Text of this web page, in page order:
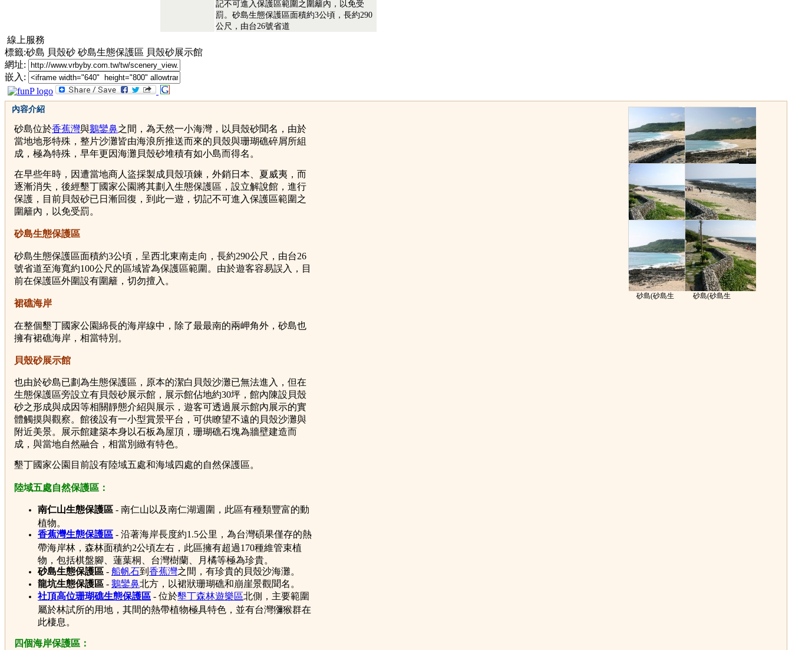
記不可進入保護區範圍之圍籬內，以免受
罰。砂島生態保護區面積約3公頃，長約290
公尺，由台26號省道
線上服務
標籤:砂島 貝殼砂 砂島生態保護區 貝殼砂展示館
網址:
嵌入:
內容介紹
砂島位於香蕉灣與鵝鑾鼻之間，為天然一小海灣，以貝殼砂聞名，由於
當地地形特殊，整片沙灘皆由海浪所推送而來的貝殼與珊瑚礁碎屑所組
成，極為特殊，早年更因海灘貝殼砂堆積有如小島而得名。
在早些年時，因遭當地商人盜採製成貝殼項鍊，外銷日本、夏威夷，而
逐漸消失，後經墾丁國家公園將其劃入生態保護區，設立解說館，進行
保護，目前貝殼砂已日漸回復，到此一遊，切記不可進入保護區範圍之
圍籬內，以免受罰。
砂島生態保護區
砂島生態保護區面積約3公頃，呈西北東南走向，長約290公尺，由台26
號省道至海寬約100公尺的區域皆為保護區範圍。由於遊客容易誤入，目
前在保護區外圍設有圍籬，切勿擅入。
裙礁海岸
在整個墾丁國家公園綿長的海岸線中，除了最最南的兩岬角外，砂島也
擁有裙礁海岸，相當特別。
貝殼砂展示館
也由於砂島已劃為生態保護區，原本的潔白貝殼沙灘已無法進入，但在
生態保護區旁設立有貝殼砂展示館，展示館佔地約30坪，館內陳設貝殼
砂之形成與成因等相關靜態介紹與展示，遊客可透過展示館內展示的實
體觸摸與觀察。 館後設有一小型賞景平台，可供瞭望不遠的貝殼沙灘與
附近美景。展示館建築本身以石板為屋頂，珊瑚礁石塊為牆壁建造而
成，與當地自然融合，相當別緻有特色。
墾丁國家公園目前設有陸域五處和海域四處的自然保護區。
陸域五處自然保護區：
南仁山生態保護區 - 南仁山以及南仁湖週圍，此區有種類豐富的動
植物。
香蕉灣生態保護區 - 沿著海岸長度約1.5公里，為台灣碩果僅存的熱
帶海岸林，森林面積約2公頃左右，此區擁有超過170種維管束植
物，包括棋盤腳、蓮葉桐、台灣樹蘭、月橘等極為珍貴。
砂島生態保護區 - 船帆石到 香蕉灣之間，有珍貴的貝殼沙海灘。
龍坑生態保護區 - 鵝鑾鼻北方，以裙狀珊瑚礁和崩崖景觀聞名。
社頂高位珊瑚礁生態保護區 - 位於墾丁森林遊樂區北側，主要範圍
屬於林試所的用地，其間的熱帶植物極具特色，並有台灣獼猴群在
此棲息。
四個海岸保護區：
砂島(砂島生 砂島(砂島生
砂島(砂島生 砂島(砂島生
砂島(砂島生 砂島(砂島生